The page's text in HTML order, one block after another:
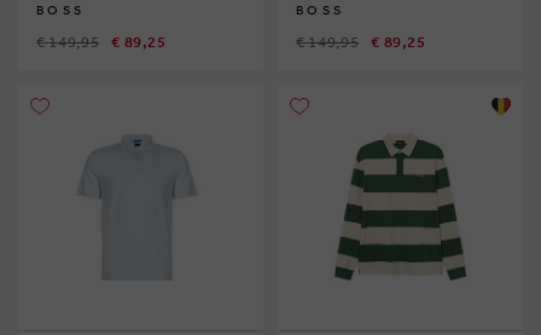
BOSS
€ 149,95 € 89,25
BOSS
€ 149,95 € 89,25